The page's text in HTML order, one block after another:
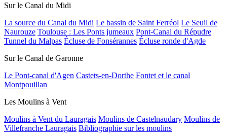
Sur le Canal du Midi
La source du Canal du Midi Le bassin de Saint Ferréol Le Seuil de
Naurouze Toulouse : Les Ponts jumeaux Pont-Canal du Répudre
Tunnel du Malpas Écluse de Fonsérannes Écluse ronde d'Agde
Sur le Canal de Garonne
Le Pont-canal d'Agen Castets-en-Dorthe Fontet et le canal
Montpouillan
Les Moulins à Vent
Moulins à Vent du Lauragais Moulins de Castelnaudary Moulins de
Villefranche Lauragais Bibliographie sur les moulins